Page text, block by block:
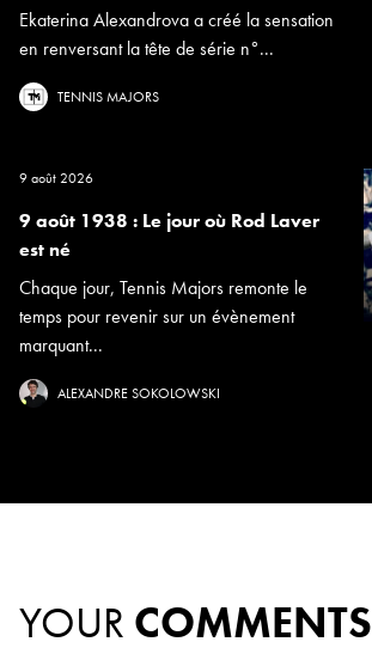
Ekaterina Alexandrova a créé la sensation
en renversant la tête de série n°...
TENNIS MAJORS
9 août 2026
9 août 1938 : Le jour où Rod Laver
est né
Chaque jour, Tennis Majors remonte le
temps pour revenir sur un évènement
marquant...
ALEXANDRE SOKOLOWSKI
YOUR COMMENTS